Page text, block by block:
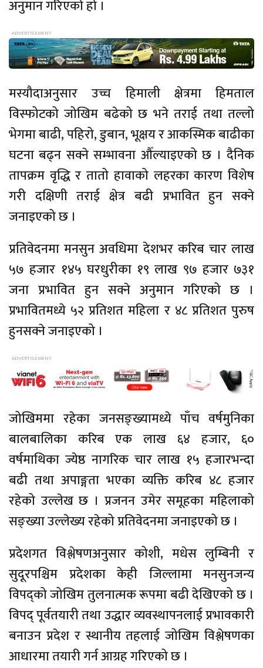
अनुमान गरिएको हो ।
मस्यौदाअनुसार उच्च हिमाली क्षेत्रमा हिमताल
विस्फोटको जोखिम बढेको छ भने तराई तथा तल्लो
भेगमा बाढी, पहिरो, डुबान, भूक्षय र आकस्मिक बाढीका
घटना बढ्न सक्ने सम्भावना औँल्याइएको छ । दैनिक
तापक्रम वृद्धि र तातो हावाको लहरका कारण विशेष
गरी दक्षिणी तराई क्षेत्र बढी प्रभावित हुन सक्ने
जनाइएको छ ।
प्रतिवेदनमा मनसुन अवधिमा देशभर करिब चार लाख
५७ हजार १४५ घरधुरीका १९ लाख ९७ हजार ७३१
जना प्रभावित हुन सक्ने अनुमान गरिएको छ ।
प्रभावितमध्ये ५२ प्रतिशत महिला र ४८ प्रतिशत पुरुष
हुनसक्ने जनाइएको ।
जोखिममा रहेका जनसङ्ख्यामध्ये पाँच वर्षमुनिका
बालबालिका करिब एक लाख ६४ हजार, ६०
वर्षमाथिका ज्येष्ठ नागरिक चार लाख १५ हजारभन्दा
बढी तथा अपाङ्गता भएका व्यक्ति करिब ४८ हजार
रहेको उल्लेख छ । प्रजनन उमेर समूहका महिलाको
सङ्ख्या उल्लेख्य रहेको प्रतिवेदनमा जनाइएको छ ।
प्रदेशगत विश्लेषणअनुसार कोशी, मधेस लुम्बिनी र
सुदूरपश्चिम प्रदेशका केही जिल्लामा मनसुनजन्य
विपद्को जोखिम तुलनात्मक रूपमा बढी देखिएको छ ।
विपद् पूर्वतयारी तथा उद्धार व्यवस्थापनलाई प्रभावकारी
बनाउन प्रदेश र स्थानीय तहलाई जोखिम विश्लेषणका
आधारमा तयारी गर्न आग्रह गरिएको छ ।